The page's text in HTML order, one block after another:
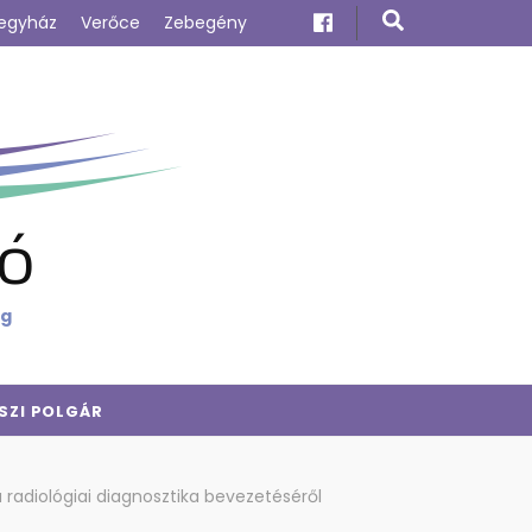
Verőce Zebegény
POLGÁR
diagnosztika bevezetéséről